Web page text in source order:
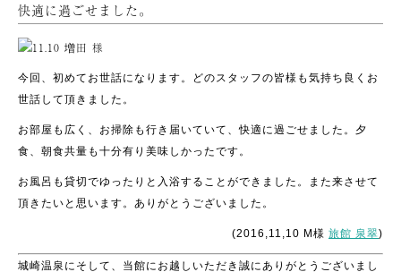
快適に過ごせました。
今回、初めてお世話になります。どのスタッフの皆様も気持ち良くお
世話して頂きました。
お部屋も広く、お掃除も行き届いていて、快適に過ごせました。夕
食、朝食共量も十分有り美味しかったです。
お風呂も貸切でゆったりと入浴することができました。また来させて
頂きたいと思います。ありがとうございました。
(2016,11,10 M様 旅館 泉翠)
城崎温泉にそして、当館にお越しいただき誠にありがとうございまし